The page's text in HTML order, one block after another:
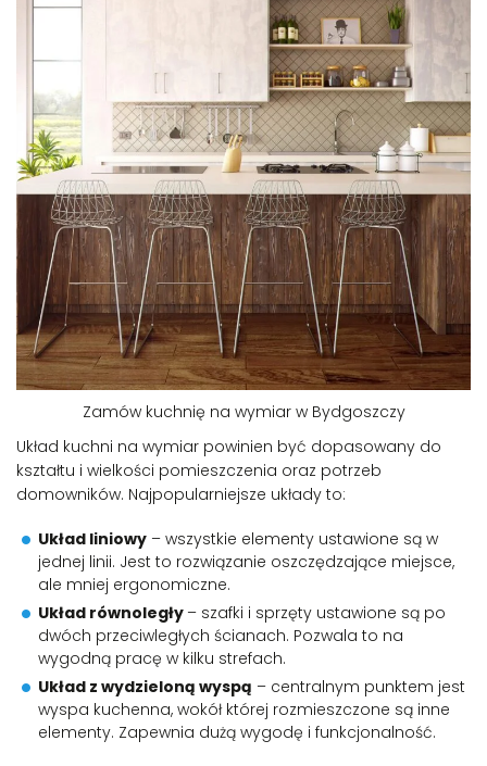
Zamów kuchnię na wymiar w Bydgoszczy
Układ kuchni na wymiar powinien być dopasowany do
kształtu i wielkości pomieszczenia oraz potrzeb
domowników. Najpopularniejsze układy to:
Układ liniowy – wszystkie elementy ustawione są w
jednej linii. Jest to rozwiązanie oszczędzające miejsce,
ale mniej ergonomiczne.
Układ równoległy – szafki i sprzęty ustawione są po
dwóch przeciwległych ścianach. Pozwala to na
wygodną pracę w kilku strefach.
Układ z wydzieloną wyspą – centralnym punktem jest
wyspa kuchenna, wokół której rozmieszczone są inne
elementy. Zapewnia dużą wygodę i funkcjonalność.